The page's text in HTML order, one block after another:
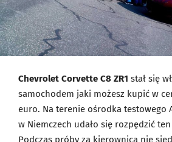
Chevrolet Corvette C8 ZR1 stał się
samochodem jaki możesz kupić w
euro. Na terenie ośrodka testowego
w Niemczech udało się rozpędzić
Podczas próby za kierownicą nie